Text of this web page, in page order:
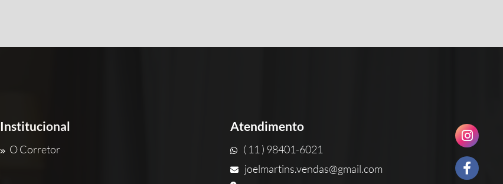
Institucional
O Corretor
Atendimento
( 11 ) 98401-6021
joelmartins.vendas@gmail.com